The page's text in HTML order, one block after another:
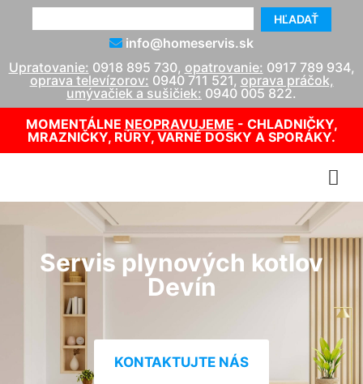
HĽADAŤ
info@homeservis.sk
Upratovanie: 0918 895 730, opatrovanie: 0917 789 934,
oprava televízorov: 0940 711 521, oprava práčok,
umývačiek a sušičiek: 0940 005 822.
MOMENTÁLNE NEOPRAVUJEME - CHLADNIČKY,
MRAZNIČKY, RÚRY, VARNÉ DOSKY A SPORÁKY.
Servis plynových kotlov
Devín
KONTAKTUJTE NÁS